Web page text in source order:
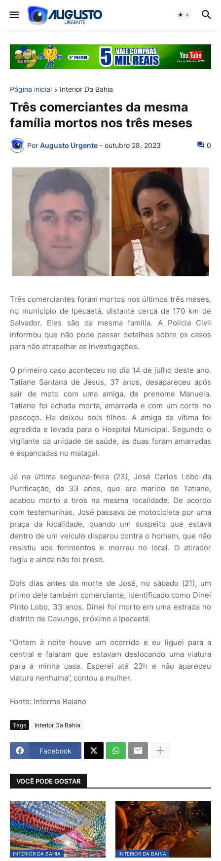
Página inicial Interior Da Bahia
Três comerciantes da mesma
família mortos nos três meses
Por Augusto Urgente - outubro 28, 2023 0
Três comerciantes foram mortos nos últimos três meses,
no município de Ipecaetá, distante cerca de 170 km de
Salvador. Eles são da mesma família. A Polícia Civil
informou que não pode passar detalhes sobre os casos
para não atrapalhar as investigações.
O primeiro caso aconteceu no dia 14 de julho deste ano.
Tatiane Santana de Jesus, 37 anos, desapareceu após
sair de moto com uma amiga, de prenome Manuela.
Tatiane foi achada morta, amarrada e com um corte no
pescoço. Ela deixou dois filhos. A amiga da vítima foi
agredida e levada para o Hospital Municipal. Segundo o
vigilante da unidade de saúde, as duas foram amarradas
e espancadas no matagal.
Já na última segunda-feira (23), José Carlos Lobo da
Purificação, de 33 anos, que era marido de Tatiane,
acabou morto a tiros na mesma localidade. De acordo
com testemunhas, José passava de motocicleta por uma
praça da localidade, quando um suspeito que estava
dentro de um veículo disparou contra o homem, que não
resistiu aos ferimentos e morreu no local. O atirador
fugiu e ainda não foi preso.
Dois dias antes da morte de José, no sábado (21), um
primo dele também comerciante, identificado como Dinei
Pinto Lobo, 33 anos. Dinei foi morto em uma estrada no
distrito de Cavunge, próximo a Ipecaetá.
“Ontem à noite houve um ocorrido e eu liguei para a
central e falaram que estavam deslocando uma viatura
para a minha casa. Esperei até 23h e não apareceu
viatura nenhuma”, contou a mulher.
Fonte: Informe Baiano
Tags Interior Da Bahia
Facebook
VOCÊ PODE GOSTAR
INTERIOR DA BAHIA INTERIOR DA BAHIA